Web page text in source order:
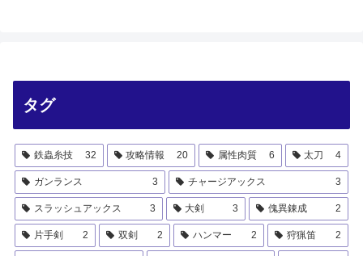
タグ
鉄蟲糸技 32 攻略情報 20 属性肉質 6 太刀 4
ガンランス 3 チャージアックス 3
スラッシュアックス 3 大剣 3 傀異錬成 2
片手剣 2 双剣 2 ハンマー 2 狩猟笛 2